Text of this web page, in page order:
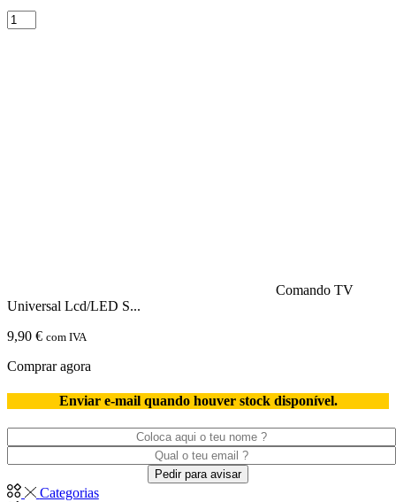
Quantidade
de
Comando TV
Universal Lcd/LED S...
9,90 € com IVA
Comprar agora
Enviar e-mail quando houver stock disponível.
Categorias